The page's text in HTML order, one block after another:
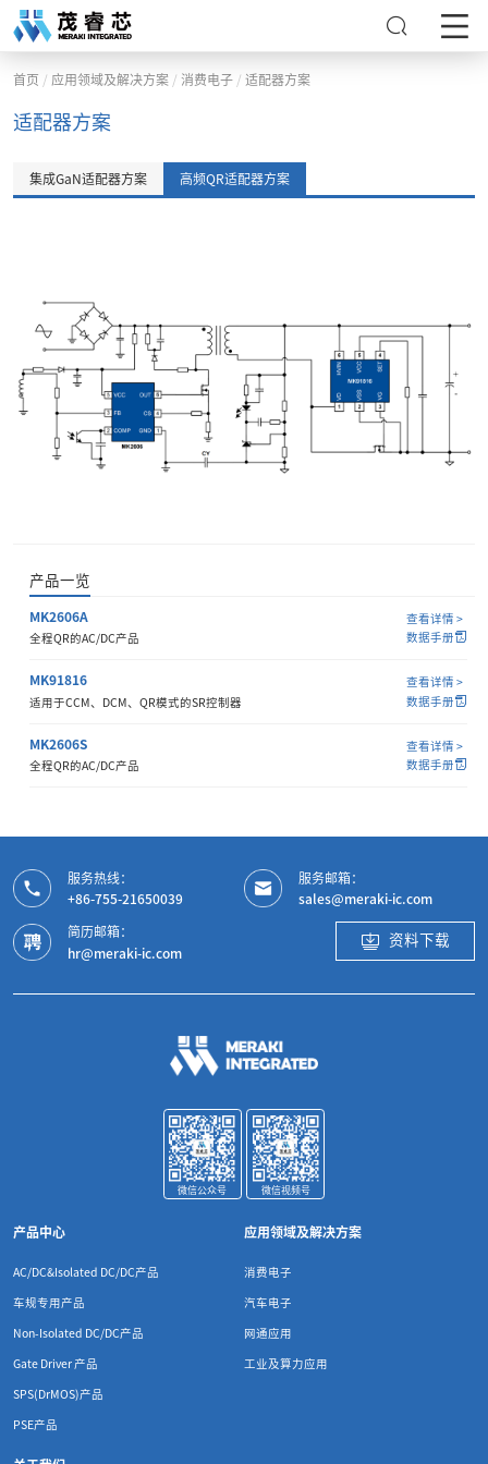
首页 / 应用领域及解决方案 / 消费电子 / 适配器方案
适配器方案
集成GaN适配器方案 高频QR适配器方案
产品一览
MK2606A
全程QR的AC/DC产品
查看详情 >
数据手册
MK91816
适用于CCM、DCM、QR模式的SR控制器
查看详情 >
数据手册
MK2606S
全程QR的AC/DC产品
查看详情 >
数据手册
服务热线：
+86-755-21650039
服务邮箱：
sales@meraki-ic.com
简历邮箱：
hr@meraki-ic.com
资料下载
微信公众号 微信视频号
产品中心
AC/DC&Isolated DC/DC产品
车规专用产品
Non-Isolated DC/DC产品
Gate Driver 产品
SPS(DrMOS)产品
PSE产品
应用领域及解决方案
消费电子
汽车电子
网通应用
工业及算力应用